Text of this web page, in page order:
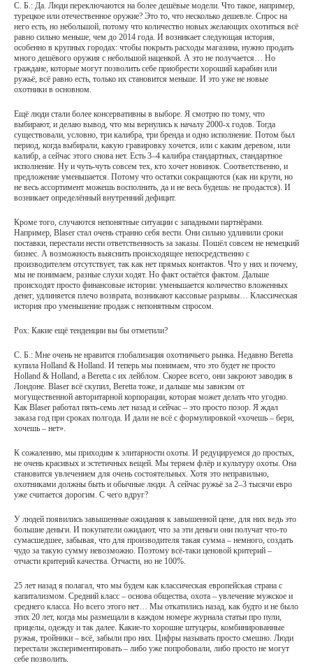
С. Б.: Да. Люди переключаются на более дешёвые модели. Что такое, например,
турецкое или отечественное оружие? Это то, что несколько дешевле. Спрос на
него есть, но небольшой, потому что количество новых желающих охотиться всё
равно сильно меньше, чем до 2014 года. И возникает следующая история,
особенно в крупных городах: чтобы покрыть расходы магазина, нужно продать
много дешёвого оружия с небольшой наценкой. А это не получается… Но
граждане, которые могут позволить себе приобрести хороший карабин или
ружьё, всё равно есть, только их становится меньше. И это уже не новые
охотники в основном.
Ещё люди стали более консервативны в выборе. Я смотрю по тому, что
выбирают, и делаю вывод, что мы вернулись к началу 2000-х годов. Тогда
существовали, условно, три калибра, три бренда и одно исполнение. Потом был
период, когда выбирали, какую гравировку хочется, или с каким деревом, или
калибр, а сейчас этого снова нет. Есть 3–4 калибра стандартных, стандартное
исполнение. Ну и чуть-чуть совсем тех, кто хочет новинок. Соответственно, и
предложение уменьшается. Потому что остатки сокращаются (как ни крути, но
не весь ассортимент можешь восполнить, да и не весь будешь: не продастся). И
возникает определённый внутренний дефицит.
Кроме того, случаются непонятные ситуации с западными партнёрами.
Например, Blaser стал очень странно себя вести. Они сильно удлинили сроки
поставки, перестали нести ответственность за заказы. Пошёл совсем не немецкий
бизнес. А возможность выяснить происходящее непосредственно с
производителем отсутствует, так как нет прямых контактов. Что у них и почему,
мы не понимаем, разные слухи ходят. Но факт остаётся фактом. Дальше
происходят просто финансовые истории: уменьшается количество вложенных
денег, удлиняется плечо возврата, возникают кассовые разрывы… Классическая
история про уменьшение продаж с непонятным спросом.
Рох: Какие ещё тенденции вы бы отметили?
С. Б.: Мне очень не нравится глобализация охотничьего рынка. Недавно Beretta
купила Holland & Holland. И теперь мы понимаем, что это будет не просто
Holland & Holland, а Beretta с их лейблом. Скорее всего, они закроют заводик в
Лондоне. Blaser всё скупил, Beretta тоже, и дальше мы зависим от
могущественной авторитарной корпорации, которая может делать что угодно.
Как Blaser работал пять-семь лет назад и сейчас – это просто позор. Я ждал
заказа год при сроках полгода. И дали не всё с формулировкой «хочешь – бери,
хочешь – нет».
К сожалению, мы приходим к элитарности охоты. И редуцируемся до простых,
не очень красивых и эстетичных вещей. Мы теряем флёр и культуру охоты. Она
становится увлечением для очень состоятельных. Хотя это неправильно,
охотниками должны быть и обычные люди. А сейчас ружьё за 2–3 тысячи евро
уже считается дорогим. С чего вдруг?
У людей появились завышенные ожидания к завышенной цене, для них ведь это
большие деньги. И покупатели ожидают, что за эти деньги они получат что-то
сумасшедшее, забывая, что для производителя такая сумма – немного, создать
чудо за такую сумму невозможно. Поэтому всё-таки ценовой критерий –
отчасти критерий качества. Отчасти, но не 100%.
25 лет назад я полагал, что мы будем как классическая европейская страна с
капитализмом. Средний класс – основа общества, охота – увлечение мужское и
среднего класса. Но всего этого нет… Мы откатились назад, как будто и не было
этих 20 лет, когда мы размещали в каждом номере журнала статьи про пули,
прицелы, одежду и так далее. Какие-то хорошие штуцеры, комбинированные
ружья, тройники – всё, забыли про них. Цифры называть просто смешно. Люди
перестали экспериментировать – либо уже попробовали, либо просто не могут
себе позволить.